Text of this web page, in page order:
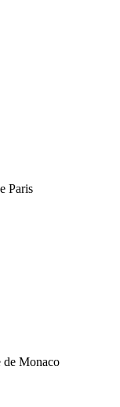
Paris
de Monaco